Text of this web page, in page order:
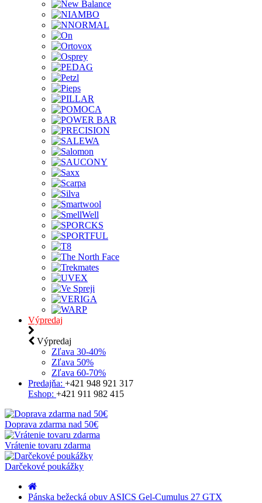
Výpredaj
Výpredaj
Zľava 30-40%
Zľava 50%
Zľava 60-70%
Predajňa: +421 948 921 317
Eshop: +421 911 982 415
Doprava zdarma nad 50€
Vrátenie tovaru zdarma
Darčekové poukážky
Pánska bežecká obuv ASICS Gel-Cumulus 27 GTX